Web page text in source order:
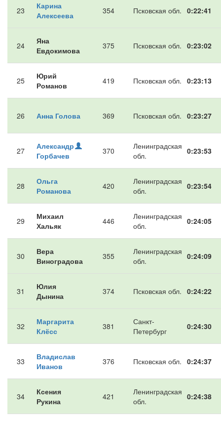
23
Карина
Алексеева
354 Псковская обл. 0:22:41
24
Яна
Евдокимова
375 Псковская обл. 0:23:02
25
Юрий
Романов
419 Псковская обл. 0:23:13
26 Анна Голова 369 Псковская обл. 0:23:27
27
Александр
Горбачев
370
Ленинградская
обл.
0:23:53
28
Ольга
Романова
420
Ленинградская
обл.
0:23:54
29
Михаил
Хальяк
446
Ленинградская
обл.
0:24:05
30
Вера
Виноградова
355
Ленинградская
обл.
0:24:09
31
Юлия
Дынина
374 Псковская обл. 0:24:22
32
Маргарита
Клёсс
381
Санкт-
Петербург
0:24:30
33
Владислав
Иванов
376 Псковская обл. 0:24:37
34
Ксения
Рукина
421
Ленинградская
обл.
0:24:38